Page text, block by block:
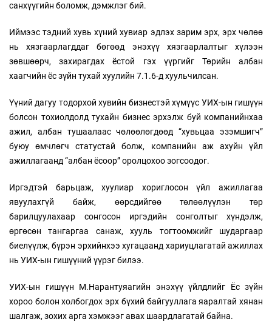
санхүүгийн боломж, дэмжлэг бий.
Иймээс тэдний хувь хүний хувиар эдлэх зарим эрх, эрх чөлөө
нь хязгаарлагддаг бөгөөд энэхүү хязгаарлалтыг хүлээн
зөвшөөрч, захирагдах ёстой гэх үүргийг Төрийн албан
хаагчийн ёс зүйн тухай хуулийн 7.1.6-д хуульчилсан.
Үүний дагуу тодорхой хувийн бизнестэй хүмүүс УИХ-ын гишүүн
болсон тохиолдолд тухайн бизнес эрхэлж буй компанийнхаа
ажил, албан тушаалаас чөлөөлөгдөөд “хувьцаа эзэмшигч”
буюу өмчлөгч статустай болж, компанийн аж ахуйн үйл
ажиллагаанд “албан ёсоор” оролцохоо зогсоодог.
Иргэдтэй барьцаж, хуулиар хориглосон үйл ажиллагаа
явуулахгүй байж, өөрсдийгөө төлөөлүүлэн төр
барилцуулахаар сонгосон иргэдийн сонголтыг хүндэлж,
өргөсөн тангаргаа санаж, хууль тогтоомжийг шударгаар
биелүүлж, бүрэн эрхийнхээ хугацаанд хариуцлагатай ажиллах
нь УИХ-ын гишүүний үүрэг билээ.
УИХ-ын гишүүн М.Нарантуяагийн энэхүү үйлдлийг Ёс зүйн
хороо болон холбогдох эрх бүхий байгууллага яаралтай хянан
шалгаж, зохих арга хэмжээг авах шаардлагатай байна.